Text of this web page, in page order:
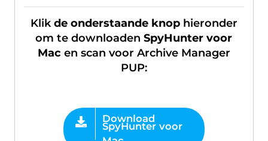
Klikde onderstaande knophieronder
om te downloadenSpyHunter voor
Macen scan voor Archive Manager
PUP: